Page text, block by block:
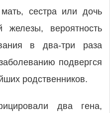
сестра или дочь
железы, вероятность
в два-три раза
подвергся
родственников.
два гена,